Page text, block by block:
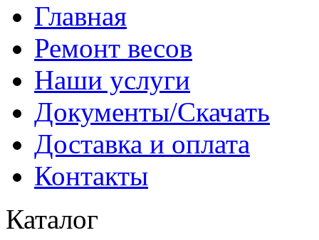
Главная
Ремонт весов
Наши услуги
Документы/Скачать
Доставка и оплата
Контакты
Каталог